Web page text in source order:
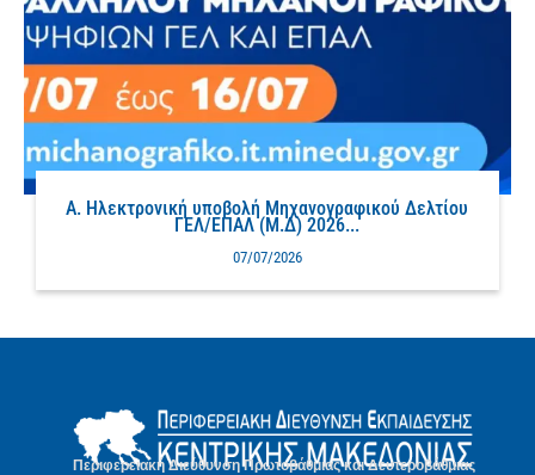
Α. Ηλεκτρονική υποβολή Μηχανογραφικού Δελτίου
ΓΕΛ/ΕΠΑΛ (Μ.Δ) 2026...
07/07/2026
Περιφερειακή Διεύθυνση Πρωτοβάθμιας και Δευτεροβάθμιας